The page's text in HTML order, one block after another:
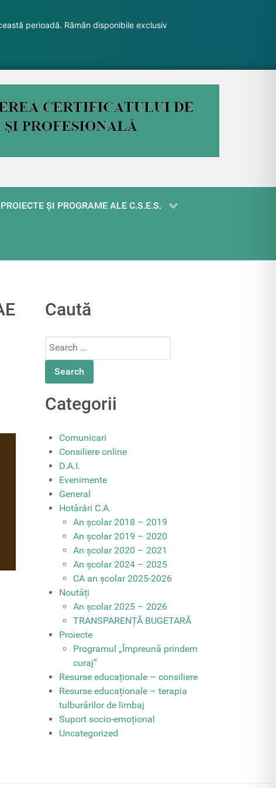
perioadă. Rămân disponibile exclusiv
PROIECTE ŞI PROGRAME ALE C.S.E.S.
Caută
Search
Categorii
Comunicari
Consiliere online
D.A.I.
Evenimente
General
Hotărâri C.A.
An școlar 2018 – 2019
An școlar 2019 – 2020
An școlar 2020 – 2021
An școlar 2024 – 2025
CA an școlar 2025-2026
Noutăți
An școlar 2025 – 2026
TRANSPARENȚĂ BUGETARĂ
Proiecte
Programul „Împreună prindem
curaj”
Resurse educaționale – consiliere
Resurse educaționale – terapia
tulburărilor de limbaj
Suport socio-emoțional
Uncategorized